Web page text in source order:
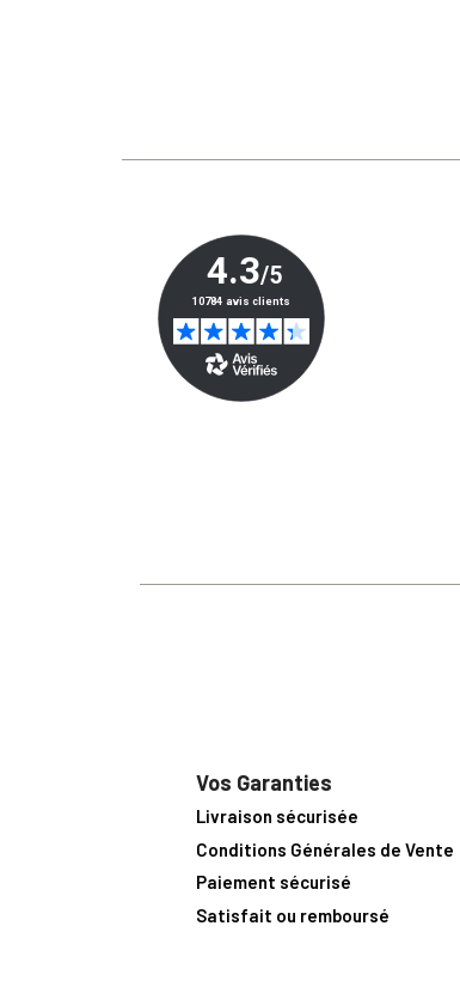
Vos Garanties
Livraison sécurisée
Conditions Générales de Vente
Paiement sécurisé
Satisfait ou remboursé